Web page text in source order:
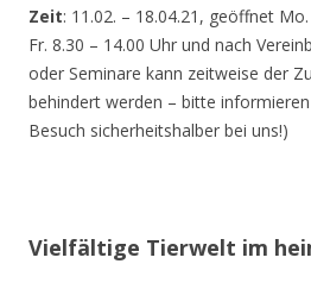
Zeit: 11.02. – 18.04.21, geöffnet
Fr. 8.30 – 14.00 Uhr und nach
oder Seminare kann zeitweise der
behindert werden – bitte
Besuch sicherheitshalber bei uns!)
Vielfältige Tierwelt im